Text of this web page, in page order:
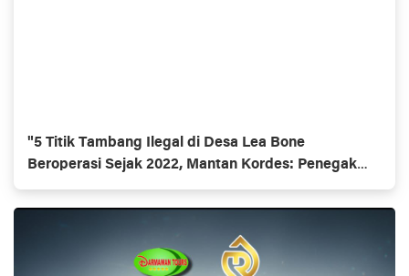
"5 Titik Tambang Ilegal di Desa Lea Bone
Beroperasi Sejak 2022, Mantan Kordes: Penegak
Hukum Kemana